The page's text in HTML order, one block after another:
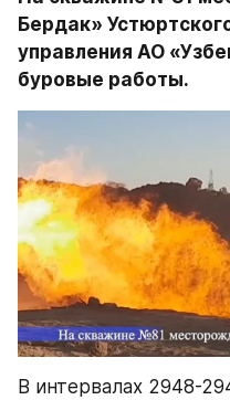
Бердак»
управления АО
буровые работы.
В интервалах 2948-